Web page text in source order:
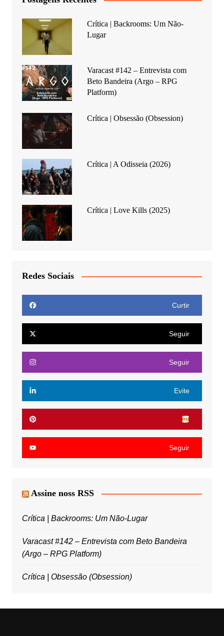
Crítica | Backrooms: Um Não-
Lugar
Varacast #142 – Entrevista com
Beto Bandeira (Argo – RPG
Platform)
Crítica | Obsessão (Obsession)
Crítica | A Odisseia (2026)
Crítica | Love Kills (2025)
Redes Sociais
Curtir
Seguir
Seguir
Evite
Seguir
Assine noss RSS
Crítica | Backrooms: Um Não-Lugar
Varacast #142 – Entrevista com Beto Bandeira
(Argo – RPG Platform)
Crítica | Obsessão (Obsession)